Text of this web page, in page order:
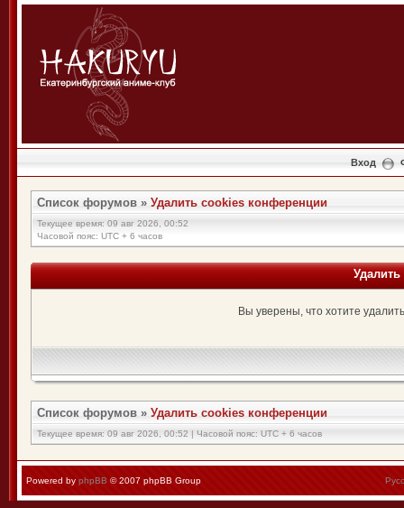
Вход
Список форумов » Удалить cookies конференции
Текущее время: 09 авг 2026, 00:52
Часовой пояс: UTC + 6 часов
Вы уверены, что хотите
Список форумов » Удалить cookies конференции
Текущее время: 09 авг 2026, 00:52 | Часовой пояс: UTC + 6 часов
Powered by phpBB © 2007 phpBB Group